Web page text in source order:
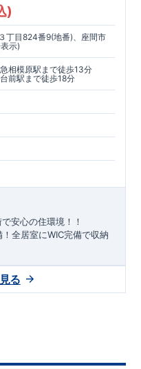
)
丁目824番9(地番)、座間市
示)
相模原駅まで徒歩13分
前駅まで徒歩18分
安心の住環境！！
全居室にWIC完備で収納
る